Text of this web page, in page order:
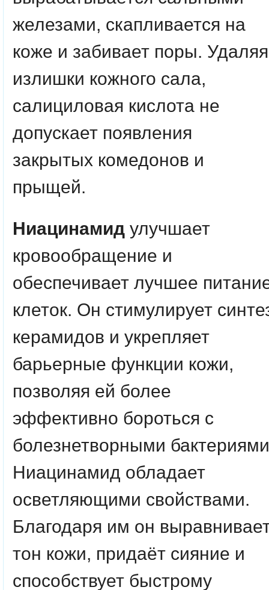
железами, скапливается на
коже и забивает поры. Удаляя
излишки кожного сала,
салициловая кислота не
допускает появления
закрытых комедонов и
прыщей.
Ниацинамид улучшает
кровообращение и
обеспечивает лучшее
клеток. Он стимулирует
керамидов и укрепляет
барьерные функции кожи,
позволяя ей более
эффективно бороться с
болезнетворными бактериями
Ниацинамид обладает
осветляющими свойствами.
Благодаря им он
тон кожи, придаёт сияние и
способствует быстрому